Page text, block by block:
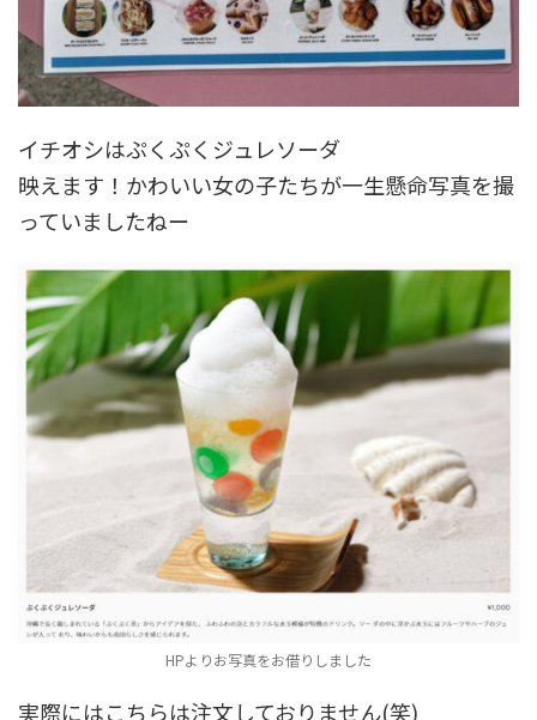
イチオシはぷくぷくジュレソーダ
映えます！かわいい女の子たちが一生懸命写真を撮
っていましたねー
HPよりお写真をお借りしました
実際にはこちらは注文しておりません(笑)